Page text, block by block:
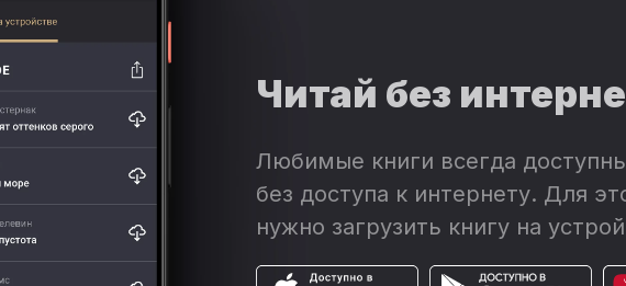
Читай без
Любимые книги всегда
без доступа к интернету. Для
нужно загрузить книгу на